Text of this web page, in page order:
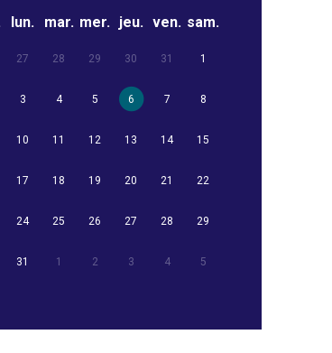
lun. mar. mer. jeu. ven. sam.
27 28 29 30 31 1
3 4 5 6 7 8
10 11 12 13 14 15
17 18 19 20 21 22
24 25 26 27 28 29
31 1 2 3 4 5